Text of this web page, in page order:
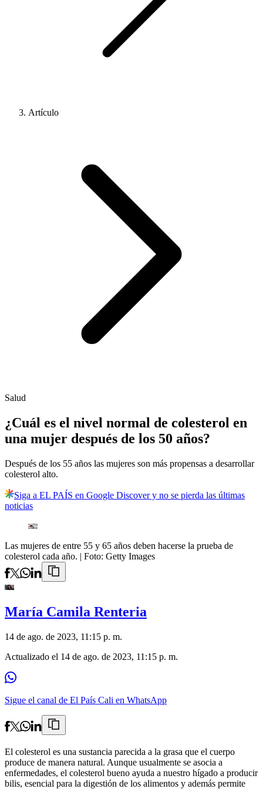
Artículo
Salud
¿Cuál es el nivel normal de colesterol en
una mujer después de los 50 años?
Después de los 55 años las mujeres son más propensas a desarrollar
colesterol alto.
Siga a EL PAÍS en Google Discover y no se pierda las últimas
noticias
Las mujeres de entre 55 y 65 años deben hacerse la prueba de
colesterol cada año. | Foto: Getty Images
María Camila Renteria
14 de ago. de 2023, 11:15 p. m.
Actualizado el 14 de ago. de 2023, 11:15 p. m.
Sigue el canal de El País Cali en WhatsApp
El colesterol es una sustancia parecida a la grasa que el cuerpo
produce de manera natural. Aunque usualmente se asocia a
enfermedades, el colesterol bueno ayuda a nuestro hígado a producir
bilis, esencial para la digestión de los alimentos y además permite